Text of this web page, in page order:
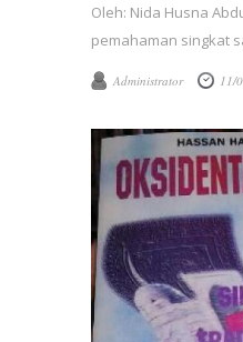
Oleh: Nida Husna
pemahaman singkat
...
Administrator 11/